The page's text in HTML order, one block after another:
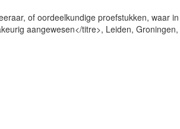
of oordeelkundige proefstukken, waar
aangewesen</titre>, Leiden,